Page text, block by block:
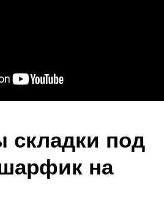
складки под
на